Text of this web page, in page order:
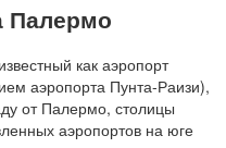
Палермо
как аэропорт
аэропорта Пунта-Раизи),
от Палермо, столицы
аэропортов на юге